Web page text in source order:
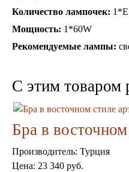
Светильники в
Светильники
Светильники для
Светильники
Люстры для мечети
Абажуры
Столы и столики
Комоды и тумбы
Пуфы и стулья
Количество лампочек:
Мощность: 1*60W
Рекомендуемые лампы:
C этим товаром
Бра в
Производитель: Турция
Цена: 23 340 руб.